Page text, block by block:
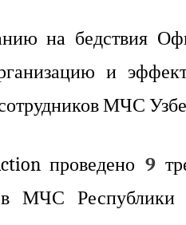
на бедствия
и
МЧС
проведено 9
МЧС